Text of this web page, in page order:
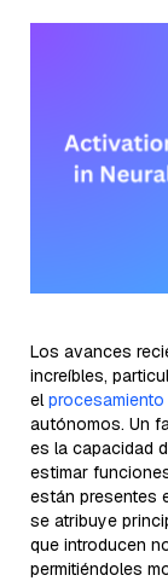
Los avances
increíbles,
el
autónomos. Un
es la capacidad
estimar
están presentes
se atribuye
que introducen
permitiéndoles